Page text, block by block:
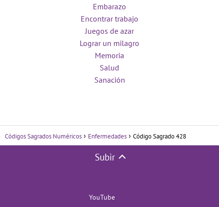
Embarazo
Encontrar trabajo
Juegos de azar
Lograr un milagro
Memoria
Salud
Sanación
Códigos Sagrados Numéricos Enfermedades Código Sagrado 428
Subir
YouTube